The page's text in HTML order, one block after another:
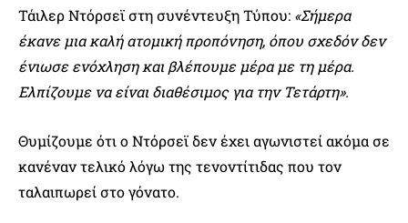
Τάιλερ Ντόρσεϊ στη συνέντευξη Τύπου: «Σήμερα
έκανε μια καλή ατομική προπόνηση, όπου σχεδόν δεν
ένιωσε ενόχληση και βλέπουμε μέρα με τη μέρα.
Ελπίζουμε να είναι διαθέσιμος για την Τετάρτη».
Θυμίζουμε ότι ο Ντόρσεϊ δεν έχει αγωνιστεί ακόμα σε
κανέναν τελικό λόγω της τενοντίτιδας που τον
ταλαιπωρεί στο γόνατο.